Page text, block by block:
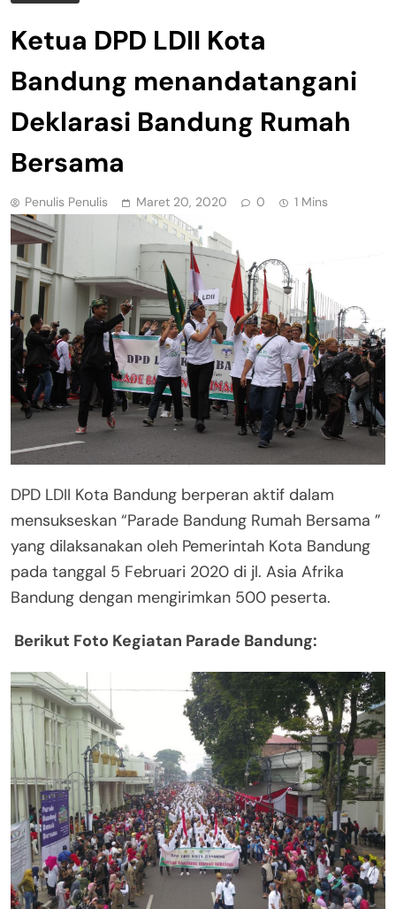
Ketua DPD LDII Kota
Bandung menandatangani
Deklarasi Bandung Rumah
Bersama
Penulis Penulis Maret 20, 2020 0 1 Mins
DPD LDII Kota Bandung berperan aktif dalam
mensukseskan “Parade Bandung Rumah Bersama ”
yang dilaksanakan oleh Pemerintah Kota Bandung
pada tanggal 5 Februari 2020 di jl. Asia Afrika
Bandung dengan mengirimkan 500 peserta.
Berikut Foto Kegiatan Parade Bandung: